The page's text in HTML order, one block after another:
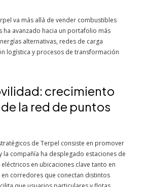
va más allá de vender combustibles
ha avanzado hacia un portafolio más
alternativas, redes de carga
logística y procesos de transformación
crecimiento
la red de puntos
de Terpel consiste en promover
la compañía ha desplegado estaciones de
en ubicaciones clave tanto en
corredores que conectan distintos